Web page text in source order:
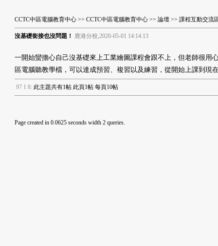
CCTC中區電腦教育中心 >> CCTC中區電腦教育中心 >> 論壇 >> 課程互動交流
沒基礎銜接也沒問題！ 鹿港分校,2020-05-01 14:14:13
一開始蠻擔心自己沒基礎來上工業繪圖課程會跟不上，但老師很
區電腦聽教學檔，可以達成預習、複習以及練習，從開始上課到現
97 1 8: 此主題共有1帖 此頁1帖 每頁10帖
Page created in 0.0625 seconds width 2 queries.